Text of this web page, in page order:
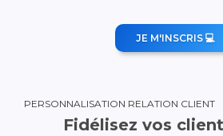
JE M'INSCRIS 💻
PERSONNALISATION RELATION CLIENT
Fidélisez vos